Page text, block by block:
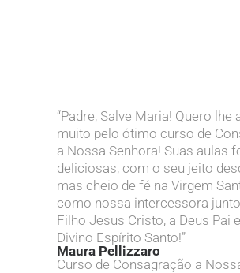
“Padre, Salve Maria! Quero lhe
muito pelo ótimo curso de
a Nossa Senhora! Suas aulas
deliciosas, com o seu jeito
mas cheio de fé na Virgem
como nossa intercessora
Filho Jesus Cristo, a Deus Pai
Divino Espírito Santo!”
Maura Pellizzaro
Curso de Consagração a